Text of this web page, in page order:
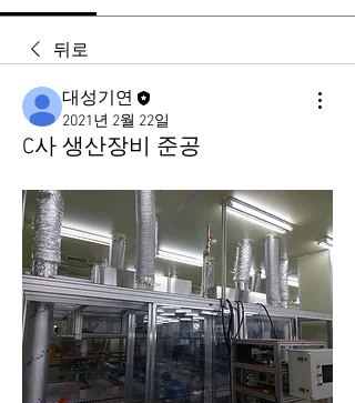
뒤로
대성기연
2021년 2월 22일
C사 생산장비 준공